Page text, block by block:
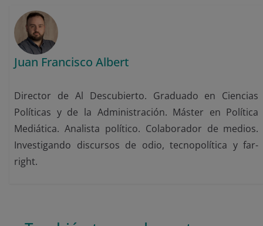
Juan Francisco Albert
Director de Al Descubierto. Graduado en Ciencias
Políticas y de la Administración. Máster en Política
Mediática. Analista político. Colaborador de medios.
Investigando discursos de odio, tecnopolítica y far-
right.